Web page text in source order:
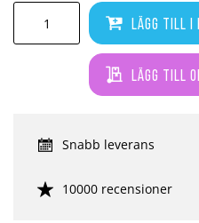
Lägg till i
Lägg till
Snabb leverans
10000 recensioner